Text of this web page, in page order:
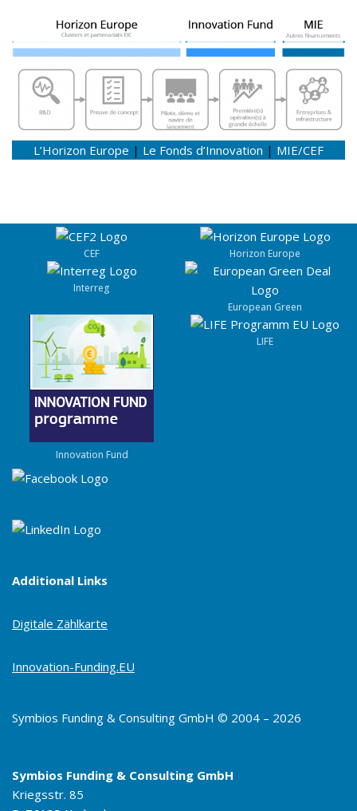
L’Horizon Europe | Le Fonds d’Innovation | MIE/CEF
CEF Horizon Europe
Interreg
European Green
Innovation Fund
LIFE
Additional Links
Digitale Zählkarte
Innovation-Funding.EU
Symbios Funding & Consulting GmbH © 2004 – 2026
Symbios Funding & Consulting GmbH
Kriegsstr. 85